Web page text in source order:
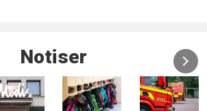
Notiser